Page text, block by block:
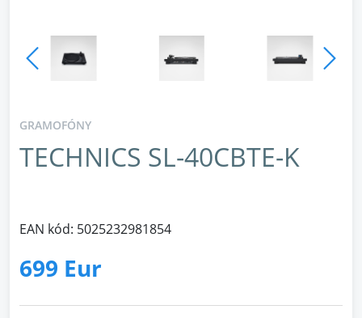
GRAMOFÓNY
TECHNICS SL-40CBTE-K
EAN kód: 5025232981854
699 Eur